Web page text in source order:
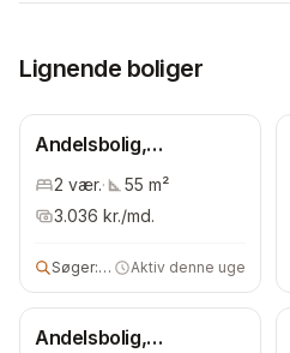
Lignende boliger
Andelsbolig,
Bispebjerg
2 vær.· 55 m²
3.036 kr./md.
Søger:3 vær andelsbolig
Aktiv denne uge
Andelsbolig,